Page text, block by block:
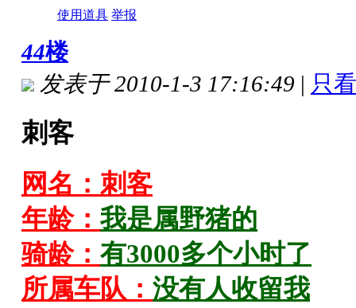
使用道具 举报
44楼
发表于 2010-1-3 17:16:49 | 只
刺客
网名：刺客
年龄： 我是属野猪的
骑龄： 有3000多个小时了
所属车队： 没有人收留我